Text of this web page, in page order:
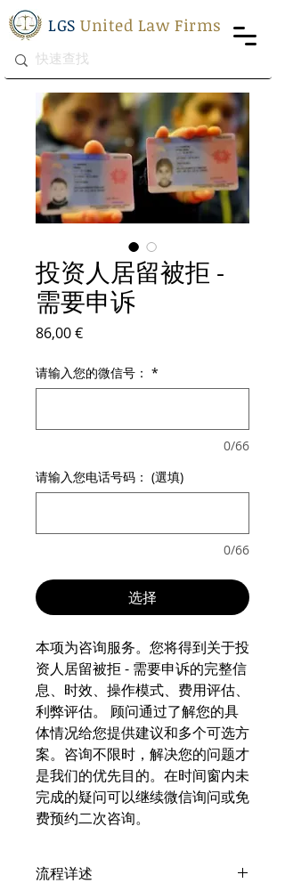
LGSUnited Law Firms
投资人居留被拒 -
需要申诉
86,00 €價格
请输入您的微信号： *
0/66
请输入您电话号码： (選填)
0/66
选择
本项为咨询服务。您将得到关于投
资人居留被拒 - 需要申诉的完整信
息、时效、操作模式、费用评估、
利弊评估。 顾问通过了解您的具
体情况给您提供建议和多个可选方
案。咨询不限时，解决您的问题才
是我们的优先目的。在时间窗内未
完成的疑问可以继续微信询问或免
费预约二次咨询。
流程详述